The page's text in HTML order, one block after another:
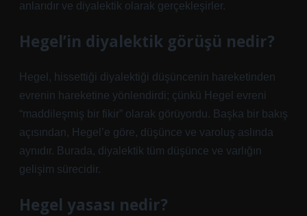
anlarıdır ve diyalektik olarak gerçekleşirler.
Hegel’in diyalektik görüşü nedir?
Hegel, hissettiği diyalektiği düşüncenin hareketinden
evrenin hareketine yönlendirdi; çünkü Hegel evreni
“maddileşmiş bir fikir” olarak görüyordu. Başka bir bakış
açısından, Hegel’e göre, düşünce ve varoluş aslında
aynıdır. Burada, diyalektik tüm düşünce ve varlığın
gelişim sürecidir.
Hegel yasası nedir?